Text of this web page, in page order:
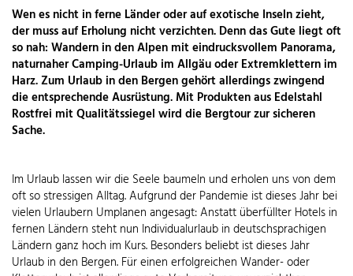
Wen es nicht in ferne Länder oder auf exotische Inseln zieht,
der muss auf Erholung nicht verzichten. Denn das Gute liegt oft
so nah: Wandern in den Alpen mit eindrucksvollem Panorama,
naturnaher Camping-Urlaub im Allgäu oder Extremklettern im
Harz. Zum Urlaub in den Bergen gehört allerdings zwingend
die entsprechende Ausrüstung. Mit Produkten aus Edelstahl
Rostfrei mit Qualitätssiegel wird die Bergtour zur sicheren
Sache.
Im Urlaub lassen wir die Seele baumeln und erholen uns von dem
oft so stressigen Alltag. Aufgrund der Pandemie ist dieses Jahr bei
vielen Urlaubern Umplanen angesagt: Anstatt überfüllter Hotels in
fernen Ländern steht nun Individualurlaub in deutschsprachigen
Ländern ganz hoch im Kurs. Besonders beliebt ist dieses Jahr
Urlaub in den Bergen. Für einen erfolgreichen Wander- oder